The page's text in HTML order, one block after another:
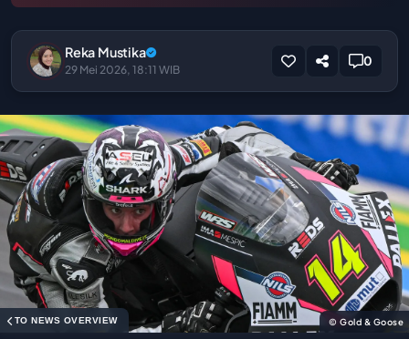
Reka Mustika
29 Mei 2026, 18:11 WIB
0
TO NEWS OVERVIEW © Gold & Goose